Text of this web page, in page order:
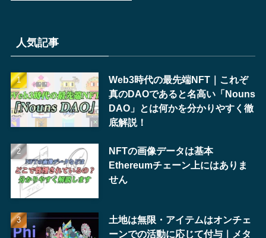
人気記事
Web3時代の最先端NFT｜これぞ
真のDAOであると名高い「Nouns
DAO」とは何かを分かりやすく徹
底解説！
NFTの画像データは基本
Ethereumチェーン上にはありま
せん
土地は無限・アイテムはオンチェ
ーンでの活動に応じて付与｜メタ